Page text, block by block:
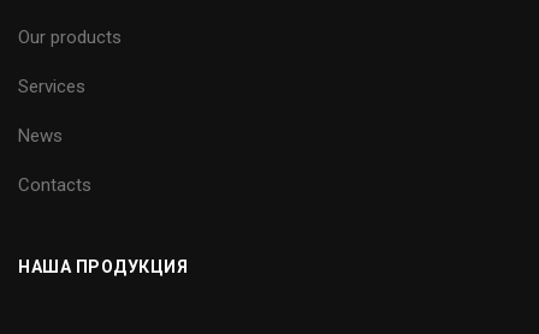
Our products
Services
News
Contacts
НАША ПРОДУКЦИЯ